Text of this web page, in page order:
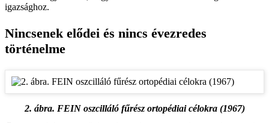
igazsághoz.
Nincsenek elődei és nincs évezredes
történelme
2. ábra. FEIN oszcilláló fűrész ortopédiai célokra (1967)